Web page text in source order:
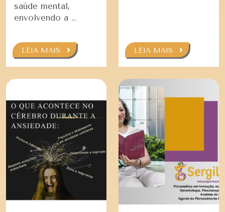
saúde mental,
envolvendo a …
LEIA MAIS LEIA MAIS